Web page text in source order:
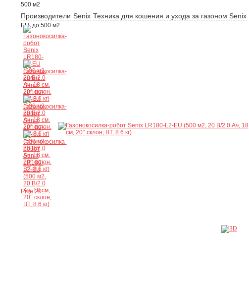
500 м2
Производители Senix Техника для кошения и ухода за газоном Senix
EU, до 500 м2
Ещё 20